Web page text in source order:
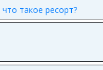
что такое ресорт?